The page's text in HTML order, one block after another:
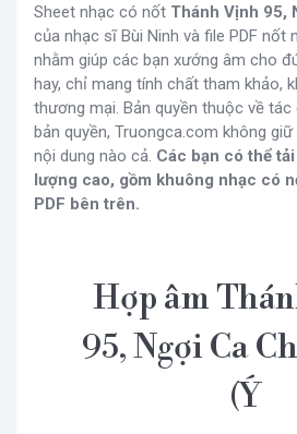
Sheet nhạc có nốt Thánh Vịnh 95,
của nhạc sĩ Bùi Ninh và file PDF nốt
nhằm giúp các bạn xướng âm cho
hay, chỉ mang tính chất tham khảo,
thương mại. Bản quyền thuộc về
bản quyền, Truongca.com không
nội dung nào cả. Các bạn có thể
lượng cao, gồm khuông nhạc có
PDF bên trên.
Hợp âm
95, Ngợi Ca
(Ý